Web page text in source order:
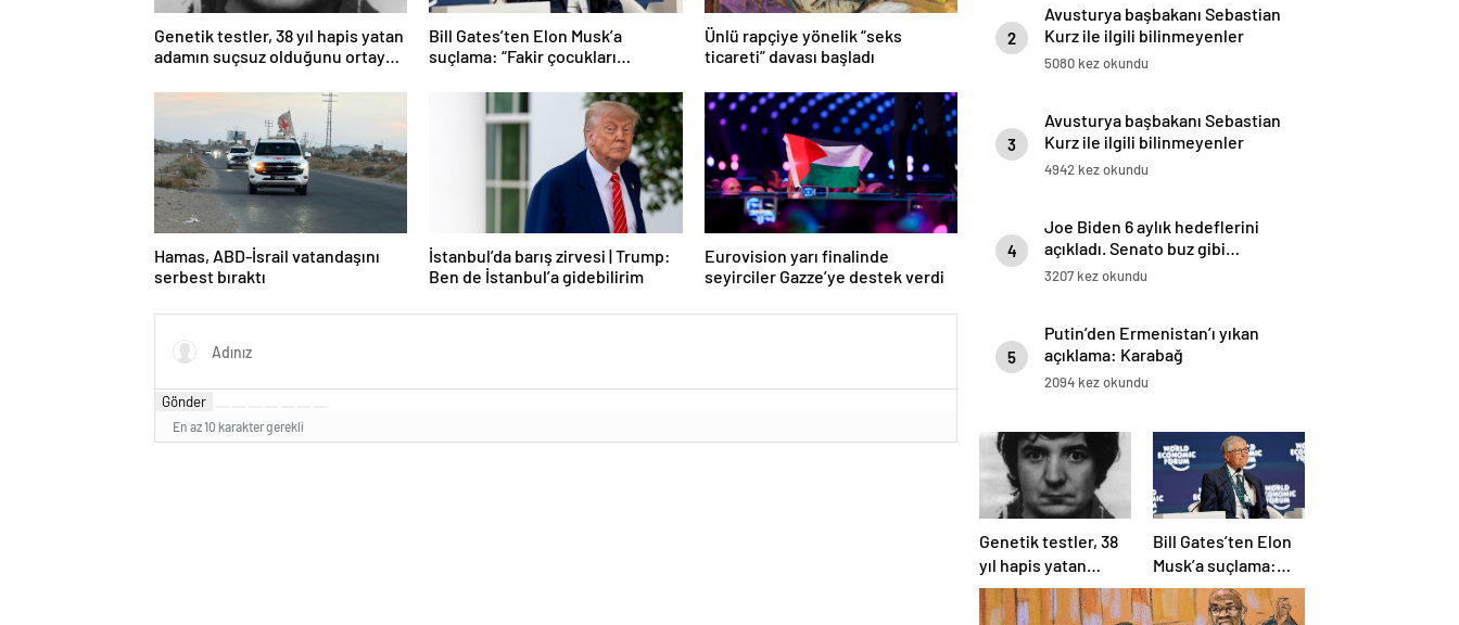
Genetik testler, 38 yıl hapis yatan
adamın suçsuz olduğunu ortaya
Bill Gates’ten Elon Musk’a
suçlama: “Fakir çocukları
Ünlü rapçiye yönelik “seks
ticareti” davası başladı
Hamas, ABD-İsrail vatandaşını
serbest bıraktı
İstanbul’da barış zirvesi | Trump:
Ben de İstanbul’a gidebilirim
Eurovision yarı finalinde
seyirciler Gazze’ye destek verdi
Gönder
En az 10 karakter gerekli
2
Avusturya başbakanı Sebastian
Kurz ile ilgili bilinmeyenler
5080 kez okundu
3
Avusturya başbakanı Sebastian
Kurz ile ilgili bilinmeyenler
4942 kez okundu
4
Joe Biden 6 aylık hedeflerini
açıkladı. Senato buz gibi…
3207 kez okundu
5
Putin’den Ermenistan’ı yıkan
açıklama: Karabağ
Azerbaycan’ın ayrılmaz bir
2094 kez okundu
Genetik testler, 38
yıl hapis yatan
adamın suçsuz
olduğunu ortaya
Bill Gates’ten Elon
Musk’a suçlama:
“Fakir çocukları
öldürdü”